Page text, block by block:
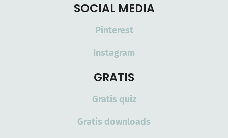
SOCIAL MEDIA
Pinterest
Instagram
GRATIS
Gratis quiz
Gratis downloads